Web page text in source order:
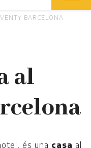
BARCELONA
al
és una casa al